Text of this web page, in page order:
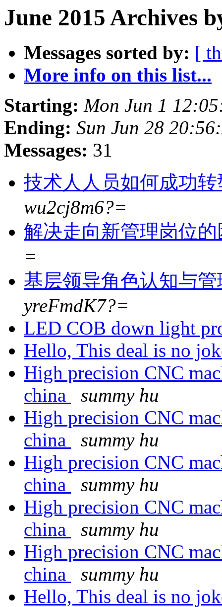
June 2015 Archives
Messages sorted by: [
More info on this list...
Starting: Mon Jun 1
Ending: Sun Jun 28
Messages: 31
技术人人员如何成功
wu2cj8m6?=
解决走向新管理岗位
=
基层领导角色认知与
yreFmdK7?=
LED COB down light
Hello, This deal is no
High precision CNC
china
summy hu
High precision CNC
china
summy hu
High precision CNC
china
summy hu
High precision CNC
china
summy hu
High precision CNC
china
summy hu
Hello, This deal is no